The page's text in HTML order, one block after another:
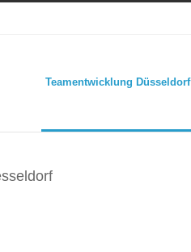
Teamentwicklung Düsseldorf